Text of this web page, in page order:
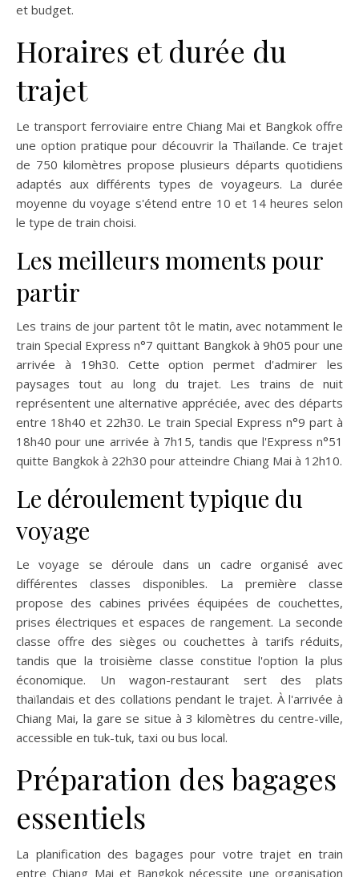
et budget.
Horaires et durée du
trajet
Le transport ferroviaire entre Chiang Mai et Bangkok offre
une option pratique pour découvrir la Thaïlande. Ce trajet
de 750 kilomètres propose plusieurs départs quotidiens
adaptés aux différents types de voyageurs. La durée
moyenne du voyage s'étend entre 10 et 14 heures selon
le type de train choisi.
Les meilleurs moments pour
partir
Les trains de jour partent tôt le matin, avec notamment le
train Special Express n°7 quittant Bangkok à 9h05 pour une
arrivée à 19h30. Cette option permet d'admirer les
paysages tout au long du trajet. Les trains de nuit
représentent une alternative appréciée, avec des départs
entre 18h40 et 22h30. Le train Special Express n°9 part à
18h40 pour une arrivée à 7h15, tandis que l'Express n°51
quitte Bangkok à 22h30 pour atteindre Chiang Mai à 12h10.
Le déroulement typique du
voyage
Le voyage se déroule dans un cadre organisé avec
différentes classes disponibles. La première classe
propose des cabines privées équipées de couchettes,
prises électriques et espaces de rangement. La seconde
classe offre des sièges ou couchettes à tarifs réduits,
tandis que la troisième classe constitue l'option la plus
économique. Un wagon-restaurant sert des plats
thaïlandais et des collations pendant le trajet. À l'arrivée à
Chiang Mai, la gare se situe à 3 kilomètres du centre-ville,
accessible en tuk-tuk, taxi ou bus local.
Préparation des bagages
essentiels
La planification des bagages pour votre trajet en train
entre Chiang Mai et Bangkok nécessite une organisation